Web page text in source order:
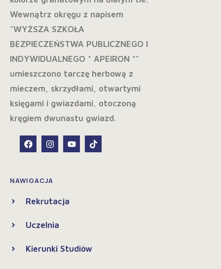
NAWIGACJA
Rekrutacja
Uczelnia
Kierunki Studiów